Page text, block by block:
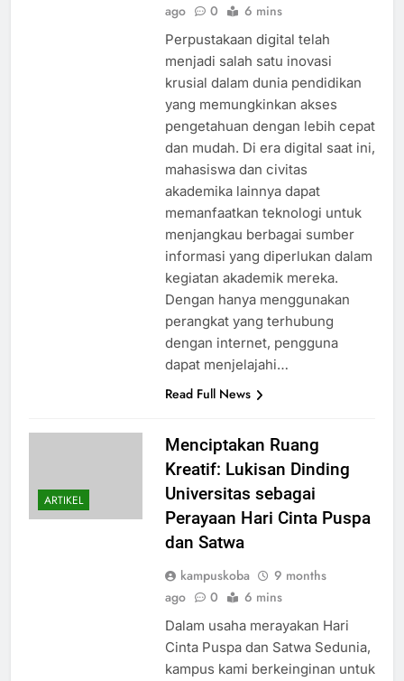
ago
0 6 mins
Perpustakaan digital telah
menjadi salah satu inovasi
krusial dalam dunia pendidikan
yang memungkinkan akses
pengetahuan dengan lebih cepat
dan mudah. Di era digital saat ini,
mahasiswa dan civitas
akademika lainnya dapat
memanfaatkan teknologi untuk
menjangkau berbagai sumber
informasi yang diperlukan dalam
kegiatan akademik mereka.
Dengan hanya menggunakan
perangkat yang terhubung
dengan internet, pengguna
dapat menjelajahi…
Read Full News
ARTIKEL
Menciptakan Ruang
Kreatif: Lukisan Dinding
Universitas sebagai
Perayaan Hari Cinta Puspa
dan Satwa
kampuskoba
9 months
ago
0 6 mins
Dalam usaha merayakan Hari
Cinta Puspa dan Satwa Sedunia,
kampus kami berkeinginan untuk